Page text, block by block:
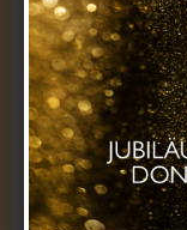
Du erreichst